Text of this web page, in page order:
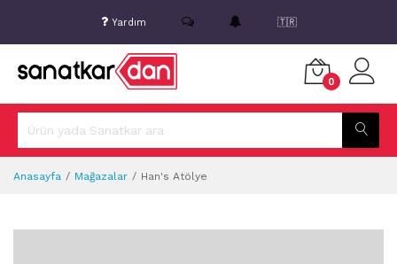
Yardım 🇹🇷
0
Anasayfa Mağazalar Han's Atölye